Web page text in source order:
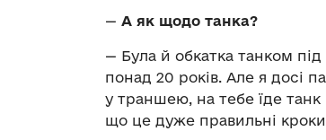
— А як щодо танка?
— Була й обкатка танком
понад 20 років. Але я досі
у траншею, на тебе їде
що це дуже правильні